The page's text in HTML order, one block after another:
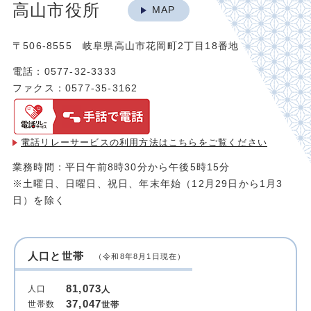
高山市役所 MAP
〒506-8555 岐阜県高山市花岡町2丁目18番地
電話：0577-32-3333
ファクス：0577-35-3162
電話リレーサービスの利用方法は こちらをご覧ください
業務時間：平日午前8時30分から午後5時15分
※土曜日、日曜日、祝日、年末年始（12月29日から1月3
日）を除く
人口と世帯 （令和8年8月1日現在）
人口 81,073人
世帯数
37,047世帯